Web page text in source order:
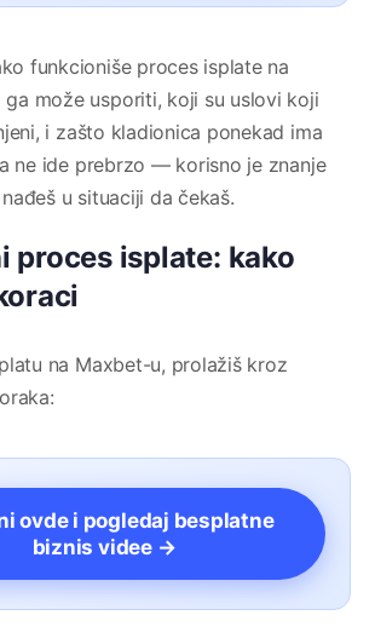
funkcioniše proces isplate na
može usporiti, koji su uslovi koji
i zašto kladionica ponekad ima
ne ide prebrzo — korisno je znanje
u situaciji da čekaš.
proces isplate: kako
na Maxbet-u, prolažiš kroz
ovde i pogledaj besplatne
biznis videe →